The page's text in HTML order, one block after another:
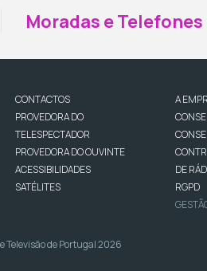
Moradas e Telefones
CONTACTOS
PROVEDORA DO
TELESPECTADOR
PROVEDORA DO OUVINTE
ACESSIBILIDADES
SATÉLITES
A
DE
RGPD
Televisão de Portugal 2026